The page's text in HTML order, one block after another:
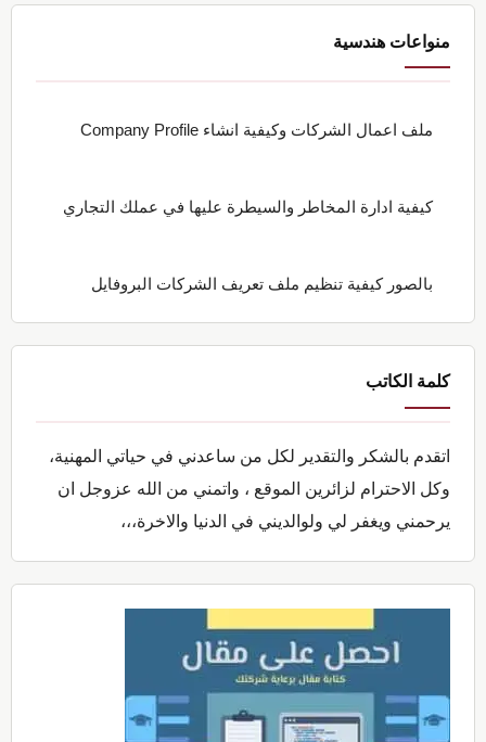
منواعات هندسية
ملف اعمال الشركات وكيفية انشاء Company Profile
كيفية ادارة المخاطر والسيطرة عليها في عملك التجاري
بالصور كيفية تنظيم ملف تعريف الشركات البروفايل
كلمة الكاتب
اتقدم بالشكر والتقدير لكل من ساعدني في حياتي المهنية،
وكل الاحترام لزائرين الموقع ، واتمني من الله عزوجل ان
يرحمني ويغفر لي ولوالديني في الدنيا والاخرة،،،